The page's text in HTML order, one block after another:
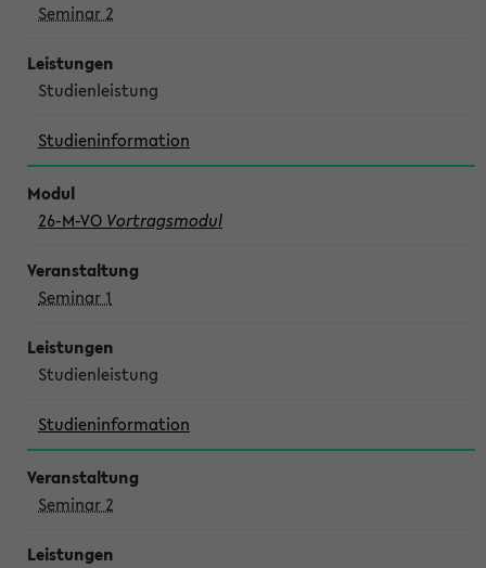
Seminar 2
Studienleistung
Studieninformation
26-M-VO Vortragsmodul
Seminar 1
Studienleistung
Studieninformation
Seminar 2